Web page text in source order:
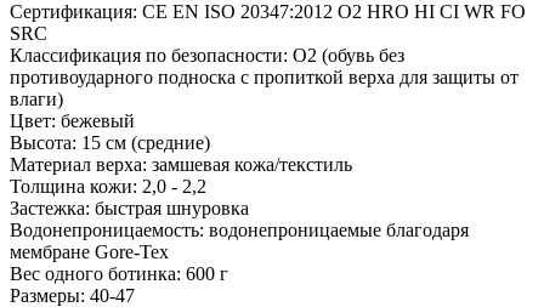
Сертификация: CE EN ISO 20347:2012 O2 HRO HI CI WR FO
SRC
Классификация по безопасности: O2 (обувь без
противоударного подноска с пропиткой верха для защиты от
влаги)
Цвет: бежевый
Высота: 15 см (средние)
Материал верха: замшевая кожа/текстиль
Толщина кожи: 2,0 - 2,2
Застежка: быстрая шнуровка
Водонепроницаемость: водонепроницаемые благодаря
мембране Gore-Tex
Вес одного ботинка: 600 г
Размеры: 40-47